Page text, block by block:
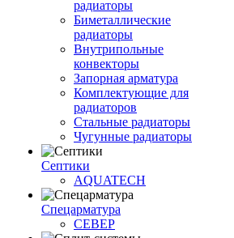
радиаторы
Биметаллические
радиаторы
Внутрипольные
конвекторы
Запорная арматура
Комплектующие для
радиаторов
Стальные радиаторы
Чугунные радиаторы
Септики
AQUATECH
Спецарматура
СЕВЕР